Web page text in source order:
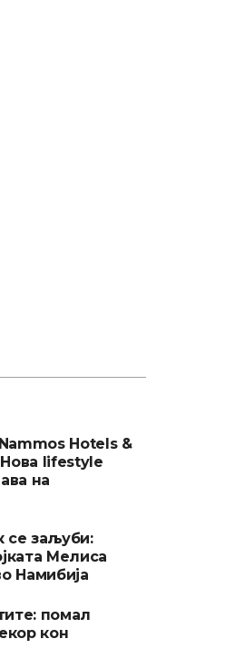
Hotels &
Нова lifestyle
на
се заљуби:
Мелиса
Намибија
помал
кон